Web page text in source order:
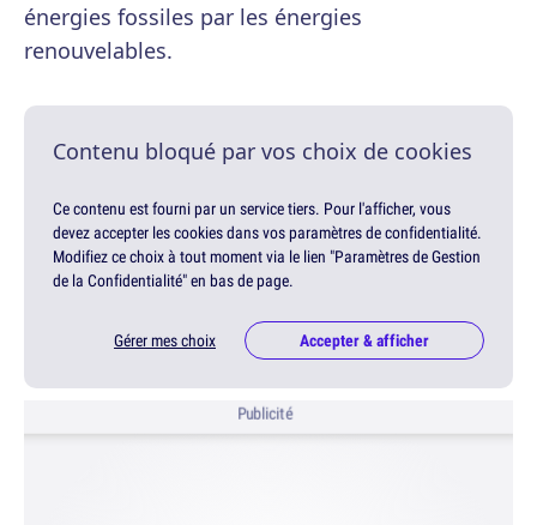
énergies fossiles par les énergies
renouvelables.
Contenu bloqué par vos choix de cookies
Ce contenu est fourni par un service tiers. Pour l'afficher, vous
devez accepter les cookies dans vos paramètres de confidentialité.
Modifiez ce choix à tout moment via le lien "Paramètres de Gestion
de la Confidentialité" en bas de page.
Gérer mes choix Accepter & afficher
Publicité